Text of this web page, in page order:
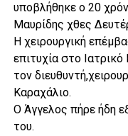
υποβλήθηκε ο 20
Μαυρίδης χθες
Η χειρουργική
επιτυχία στο
τον
Καραχάλιο.
Ο Άγγελος πήρε ήδη
του.